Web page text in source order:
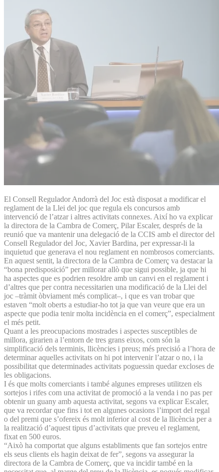
El Consell Regulador Andorrà del Joc està disposat a modificar el
reglament de la Llei del joc que regula els concursos amb
intervenció de l’atzar i altres activitats connexes. Així ho va explicar
la directora de la Cambra de Comerç, Pilar Escaler, després de la
reunió que va mantenir una delegació de la CCIS amb el director del
Consell Regulador del Joc, Xavier Bardina, per expressar-li la
inquietud que generava el nou reglament en nombrosos comerciants.
En aquest sentit, la directora de la Cambra de Comerç va destacar la
“bona predisposició” per millorar allò que sigui possible, ja que hi
ha aspectes que es podrien resoldre amb un canvi en el reglament i
d’altres que per contra necessitarien una modificació de la Llei del
joc –tràmit òbviament més complicat–, i que es van trobar que
estaven “molt oberts a estudiar-ho tot ja que van veure que era un
aspecte que podia tenir molta incidència en el comerç”, especialment
el més petit.
Quant a les preocupacions mostrades i aspectes susceptibles de
millora, girarien a l’entorn de tres grans eixos, com són la
simplificació dels terminis, llicències i preus; més precisió a l’hora de
determinar aquelles activitats on hi pot intervenir l’atzar o no, i la
possibilitat que determinades activitats poguessin quedar excloses de
les obligacions.
I és que molts comerciants i també algunes empreses utilitzen els
sortejos i rifes com una activitat de promoció a la venda i no pas per
obtenir un guany amb aquesta activitat, segons va explicar Escaler,
que va recordar que fins i tot en algunes ocasions l’import del regal
o del premi que s’ofereix és molt inferior al cost de la llicència per a
la realització d’aquest tipus d’activitats que preveu el reglament,
fixat en 500 euros.
“Això ha comportat que alguns establiments que fan sortejos entre
els seus clients els hagin deixat de fer”, segons va assegurar la
directora de la Cambra de Comerç, que va incidir també en la